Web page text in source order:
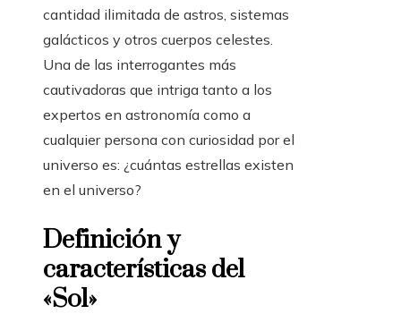
cantidad ilimitada de astros, sistemas
galácticos y otros cuerpos celestes.
Una de las interrogantes más
cautivadoras que intriga tanto a los
expertos en astronomía como a
cualquier persona con curiosidad por el
universo es: ¿cuántas estrellas existen
en el universo?
Definición y
características del
«Sol»